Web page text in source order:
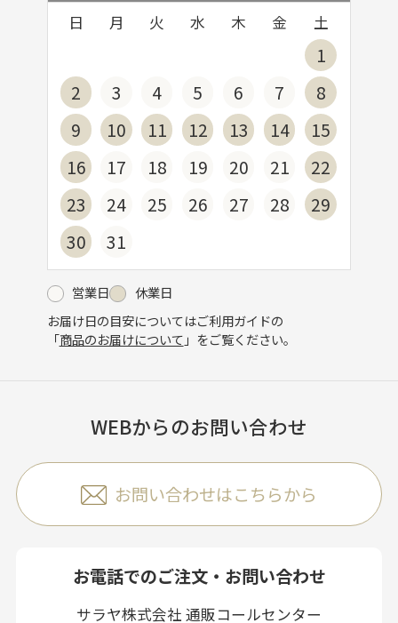
日 月 火 水 木 金 土
1
2
3 4 5 6 7
8
9
10 11 12 13 14
15
16
17 18 19 20 21
22
23
24 25 26 27 28
29
30
31
営業日
休業日
お届け日の目安についてはご利用ガイドの
「商品のお届けについて 」をご覧ください。
WEBからのお問い合わせ
お問い合わせはこちらから
お電話でのご注文・お問い合わせ
サラヤ株式会社 通販コールセンター